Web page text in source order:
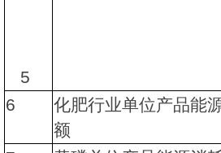
5
限
6
化肥行业单位产品能
额